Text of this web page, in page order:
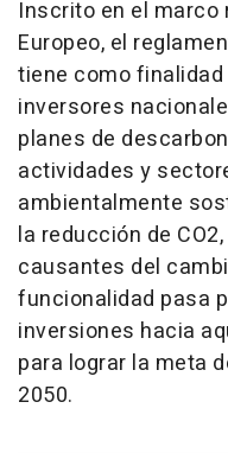
Inscrito en el marco
Europeo, el
tiene como
inversores
planes de
actividades y
ambientalmente
la reducción de
causantes del
funcionalidad pasa
inversiones hacia
para lograr la meta
2050.